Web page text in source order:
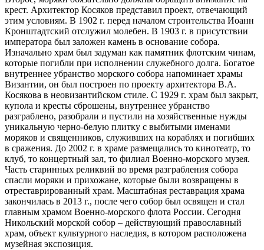
крест. Архитектор Косяков представил проект, отвечающий
этим условиям. В 1902 г. перед началом строительства Иоанн
Кронштадтский отслужил молебен. В 1903 г. в присутствии
императора был заложен камень в основание собора.
Изначально храм был задуман как памятник флотским чинам,
которые погибли при исполнении служебного долга. Богатое
внутреннее убранство морского собора напоминает храмы
Византии, он был построен по проекту архитектора В.А.
Косякова в неовизантийском стиле. С 1929 г. храм был закрыт,
купола и кресты сброшены, внутреннее убранство
разграблено, разобрали и пустили на хозяйственные нужды
уникальную черно-белую плитку с выбитыми именами
моряков и священников, служивших на кораблях и погибших
в сражения. До 2002 г. в храме размещались то кинотеатр, то
клуб, то концертный зал, то филиал Военно-морского музея.
Часть старинных реликвий во время разграбления собора
спасли моряки и прихожане, которые были возвращены в
отреставрированный храм. Масштабная реставрация храма
закончилась в 2013 г., после чего собор был освящен и стал
главным храмом Военно-морского флота России. Сегодня
Никольский морской собор – действующий православный
храм, объект культурного наследия, в котором расположена
музейная экспозиция.